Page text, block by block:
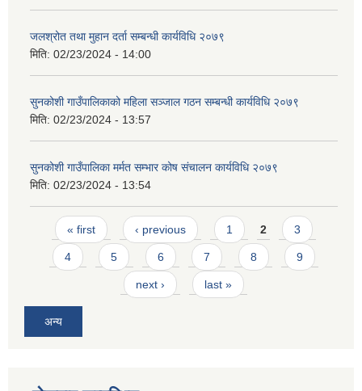
जलश्रोत तथा मुहान दर्ता सम्बन्धी कार्यविधि २०७९
मिति: 02/23/2024 - 14:00
सुनकोशी गाउँपालिकाको महिला सञ्जाल गठन सम्बन्धी कार्यविधि २०७९
मिति: 02/23/2024 - 13:57
सुनकोशी गाउँपालिका मर्मत सम्भार कोष संचालन कार्यविधि २०७९
मिति: 02/23/2024 - 13:54
Pages
« first ‹ previous 1 2 3
4 5 6 7 8 9
next › last »
अन्य